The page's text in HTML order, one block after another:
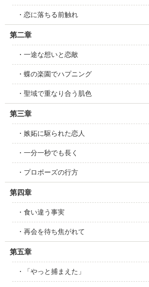
・恋に落ちる前触れ
第二章
・一途な想いと恋敵
・蝶の楽園でハプニング
・聖域で重なり合う肌色
第三章
・嫉妬に駆られた恋人
・一分一秒でも長く
・プロポーズの行方
第四章
・食い違う事実
・再会を待ち焦がれて
第五章
・「やっと捕まえた」